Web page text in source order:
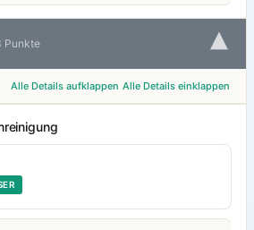
Punkte ▾
Alle Details aufklappen Alle Details einklappen